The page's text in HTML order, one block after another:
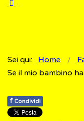
Sei qui: Home
Se il mio bambino
f Condividi